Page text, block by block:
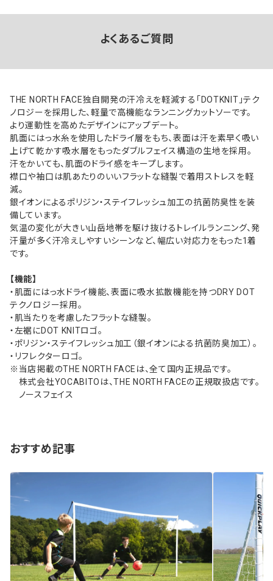
よくあるご質問
THE NORTH FACE独自開発の汗冷えを軽減する「DOTKNIT」テク
ノロジーを採用した、軽量で高機能なランニングカットソーです。
より運動性を高めたデザインにアップデート。
肌面にはっ水糸を使用したドライ層をもち、表面は汗を素早く吸い
上げて乾かす吸水層をもったダブルフェイス構造の生地を採用。
汗をかいても、肌面のドライ感をキープします。
襟口や袖口は肌あたりのいいフラットな縫製で着用ストレスを軽
減。
銀イオンによるポリジン・ステイフレッシュ加工の抗菌防臭性を装
備しています。
気温の変化が大きい山岳地帯を駆け抜けるトレイルランニング、発
汗量が多く汗冷えしやすいシーンなど、幅広い対応力をもった1着
です。
【機能】
・肌面にはっ水ドライ機能、表面に吸水拡散機能を持つDRY DOT
テクノロジー採用。
・肌当たりを考慮したフラットな縫製。
・左裾にDOT KNITロゴ。
・ポリジン・ステイフレッシュ加工（銀イオンによる抗菌防臭加工）。
・リフレクターロゴ。
※当店掲載のTHE NORTH FACEは、全て国内正規品です。
株式会社YOCABITOは、THE NORTH FACEの正規取扱店です。
ノースフェイス
おすすめ記事